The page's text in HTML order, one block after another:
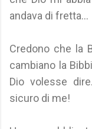
andava di fretta...
Credono che la
cambiano la
Dio volesse
sicuro di me!